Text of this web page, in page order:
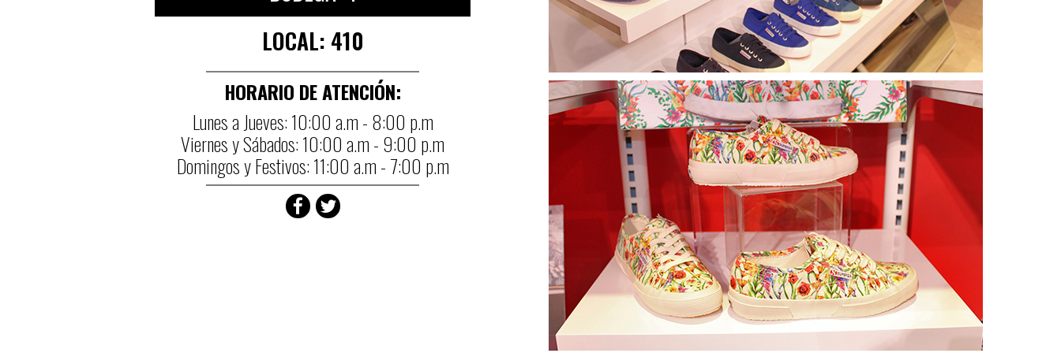
LOCAL: 410
HORARIO DE ATENCIÓN:
Lunes a Jueves: 10:00 a.m - 8:00 p.m
Viernes y Sábados: 10:00 a.m - 9:00 p.m
Domingos y Festivos: 11:00 a.m - 7:00 p.m